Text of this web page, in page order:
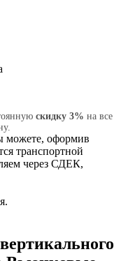
скидку 3% на все
можете, оформив
транспортной
через СДЕК,